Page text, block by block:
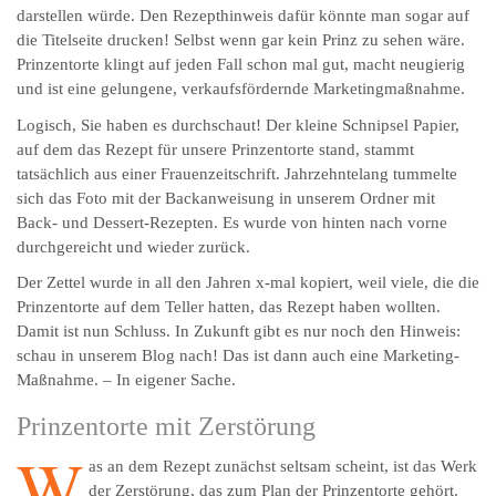
darstellen würde. Den Rezepthinweis dafür könnte man sogar auf
die Titelseite drucken! Selbst wenn gar kein Prinz zu sehen wäre.
Prinzentorte klingt auf jeden Fall schon mal gut, macht neugierig
und ist eine gelungene, verkaufsfördernde Marketingmaßnahme.
Logisch, Sie haben es durchschaut! Der kleine Schnipsel Papier,
auf dem das Rezept für unsere Prinzentorte stand, stammt
tatsächlich aus einer Frauenzeitschrift. Jahrzehntelang tummelte
sich das Foto mit der Backanweisung in unserem Ordner mit
Back- und Dessert-Rezepten. Es wurde von hinten nach vorne
durchgereicht und wieder zurück.
Der Zettel wurde in all den Jahren x-mal kopiert, weil viele, die die
Prinzentorte auf dem Teller hatten, das Rezept haben wollten.
Damit ist nun Schluss. In Zukunft gibt es nur noch den Hinweis:
schau in unserem Blog nach! Das ist dann auch eine Marketing-
Maßnahme. – In eigener Sache.
Prinzentorte mit Zerstörung
as an dem Rezept zunächst seltsam scheint, ist das Werk
der Zerstörung, das zum Plan der Prinzentorte gehört.